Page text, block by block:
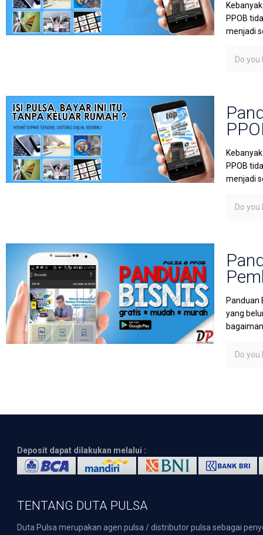
PPOB
menjadi
Do you
PPOB
menjadi
Do you
Panduan
yang
Do you
Deposit dapat dilakukan melalui :
TENTANG DUTA PULSA
Duta Pulsa merupakan agen pulsa / distributor pulsa sebagai